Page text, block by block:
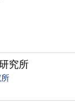
究所